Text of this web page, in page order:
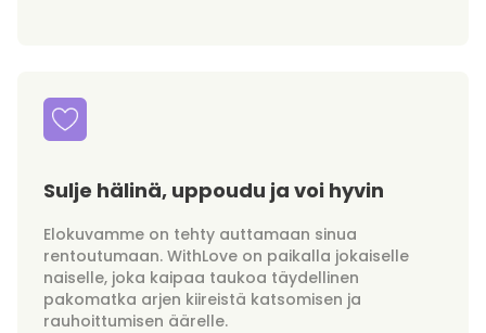
Sulje hälinä, uppoudu ja voi hyvin
Elokuvamme on tehty auttamaan sinua
rentoutumaan. WithLove on paikalla jokaiselle
naiselle, joka kaipaa taukoa täydellinen
pakomatka arjen kiireistä katsomisen ja
rauhoittumisen äärelle.